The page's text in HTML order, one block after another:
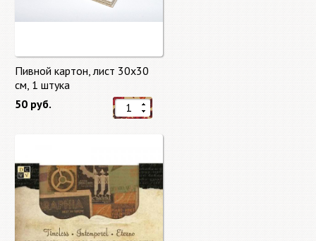
Пивной картон, лист 30х30
cм, 1 штука
50 руб.